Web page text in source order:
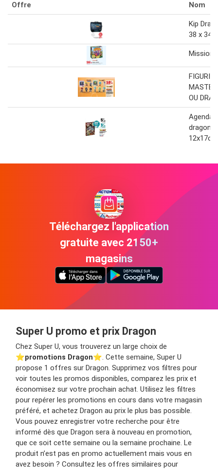
Offre Nom
Kip
38 x 34
Mission
OU
Agenda
dragon
12x17cm
Téléchargez l'application
gratuite avec 2150+
magasins
Super U promo et prix Dragon
Chez Super U, vous trouverez un large choix de
⭐️promotions Dragon⭐️. Cette semaine, Super U
propose 1 offres sur Dragon. Supprimez vos filtres pour
voir toutes les promos disponibles, comparez les prix et
économisez sur votre prochain achat. Utilisez les filtres
pour repérer les promotions en cours dans votre magasin
préféré, et achetez Dragon au prix le plus bas possible.
Vous pouvez enregistrer votre recherche pour être
informé dès que Dragon sera à nouveau en promotion,
que ce soit cette semaine ou la semaine prochaine. Le
produit n’est pas en promo actuellement mais vous en
avez besoin ? Consultez les offres similaires pour